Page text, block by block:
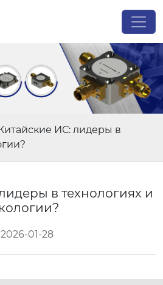
ИС: лидеры в
в технологиях и
2026-01-28